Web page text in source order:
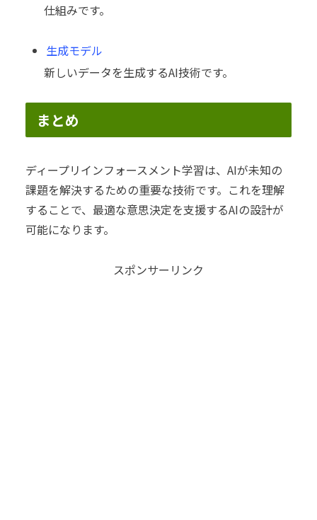
仕組みです。
生成モデル
新しいデータを生成するAI技術です。
まとめ
ディープリインフォースメント学習は、AIが未知の
課題を解決するための重要な技術です。これを理解
することで、最適な意思決定を支援するAIの設計が
可能になります。
スポンサーリンク